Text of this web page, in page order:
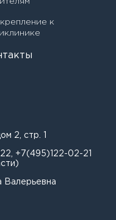
к
2, стр. 1
122
+7(495)122-02-21
Валерьевна